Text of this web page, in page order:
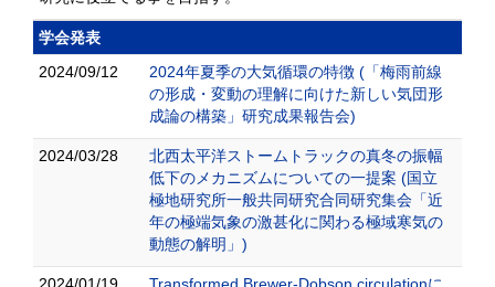
学会発表
2024/09/12
2024年夏季の大気循環の特徴 (「梅雨前線
の形成・変動の理解に向けた新しい気団形
成論の構築」研究成果報告会)
2024/03/28
北西太平洋ストームトラックの真冬の振幅
低下のメカニズムについての一提案 (国立
極地研究所一般共同研究合同研究集会「近
年の極端気象の激甚化に関わる極域寒気の
動態の解明」)